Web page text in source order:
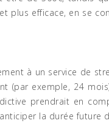
plus efficace, en se
à un service de
(par exemple, 24
prendrait en
la durée